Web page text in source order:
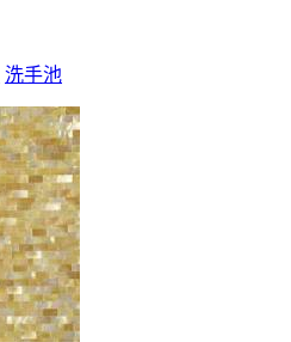
洗手池